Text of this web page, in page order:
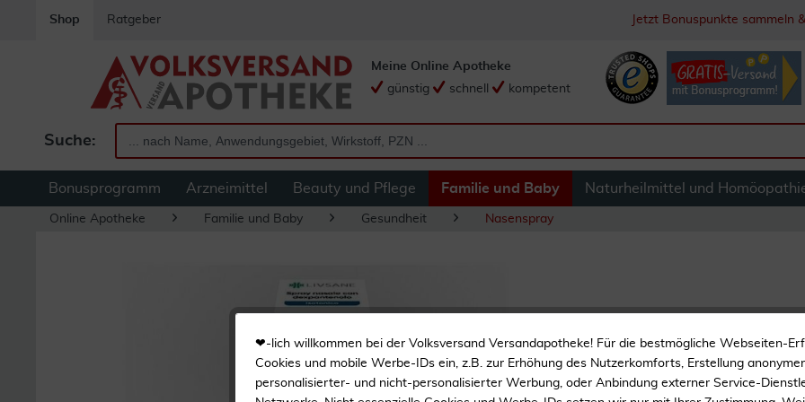
Shop Ratgeber Jetzt Bonuspunkte sammeln
Suche:
Meine Online Apotheke
günstig
schnell kompetent
Bonusprogramm Arzneimittel Beauty und Pflege Familie und Baby Naturheilmittel und
Online Apotheke Familie und Baby Gesundheit Nasenspray
Livsane
❤-lich willkommen bei der Volksversand Versandapotheke! Für die bestmögliche Webseiten-
Cookies und mobile Werbe-IDs ein, z.B. zur Erhöhung des Nutzerkomforts, Erstellung
personalisierter- und nicht-personalisierter Werbung, oder Anbindung externer Service-